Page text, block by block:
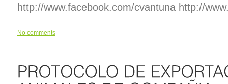
http://www.facebook.com/cvantuna http://
No comments